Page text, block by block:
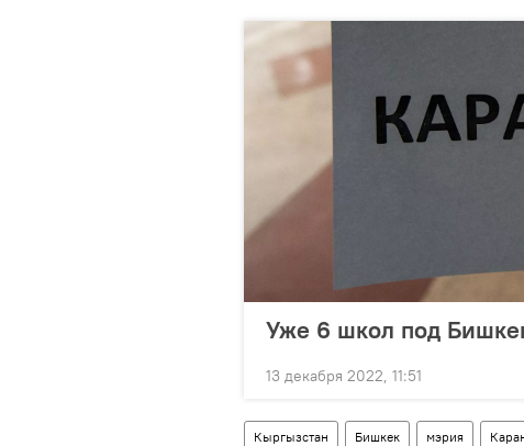
Уже 6 школ под
13 декабря 2022, 11:51
Кыргызстан Бишкек мэрия